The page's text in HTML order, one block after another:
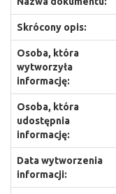
Skrócony opis:
Osoba, która
wytworzyła
informację:
Osoba, która
udostępnia
informację:
Data wytworzenia
informacji: